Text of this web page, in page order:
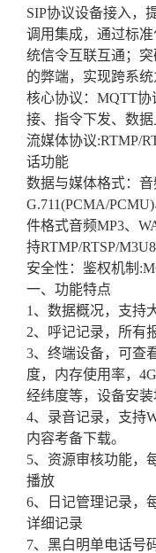
SIP协议设备接入，
调用集成，通过标
统信令互联互通；
的弊端，实现跨系统
核心协议：MQTT协
接、指令下发、数据
流媒体协议:RTMP/
话功能
数据与媒体格式：
G.711(PCMA/
件格式音频MP3、
持RTMP/RTSP/
安全性：鉴权机制
一、功能特点
1、数据概况，支持
2、呼记记录，所有
3、终端设备，可查
度，内存使用率，
经纬度等，设备安装
4、录音记录，支持
内容考备下载。
5、资源审核功能，
播放
6、日记管理记录，
详细记录
7、黑白明单电话号